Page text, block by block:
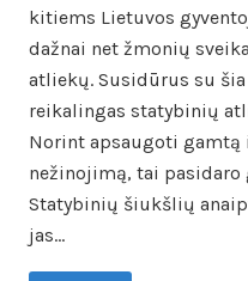
kitiems Lietuvos
dažnai net žmonių
atliekų. Susidūrus su
reikalingas statybinių
Norint apsaugoti gamtą
nežinojimą, tai
Statybinių šiukšlių
jas…